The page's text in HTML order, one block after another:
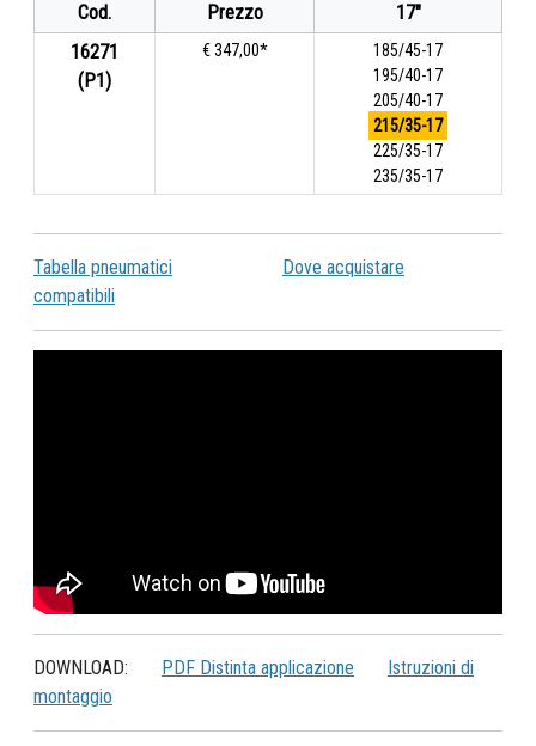
Cod. Prezzo
17"
16271
(P1)
€ 347,00*
185/45-17
195/40-17
205/40-17
215/35-17
225/35-17
235/35-17
Tabella pneumatici
compatibili
Dove acquistare
DOWNLOAD: PDF Distinta applicazione
Istruzioni di
montaggio